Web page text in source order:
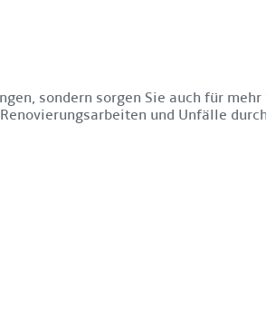
sondern sorgen Sie auch für
und Unfälle